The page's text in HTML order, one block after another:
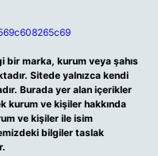
bir marka, kurum veya şahıs
Sitede yalnızca kendi
Burada yer alan içerikler
kurum ve kişiler hakkında
ve kişiler ile isim
bilgiler taslak